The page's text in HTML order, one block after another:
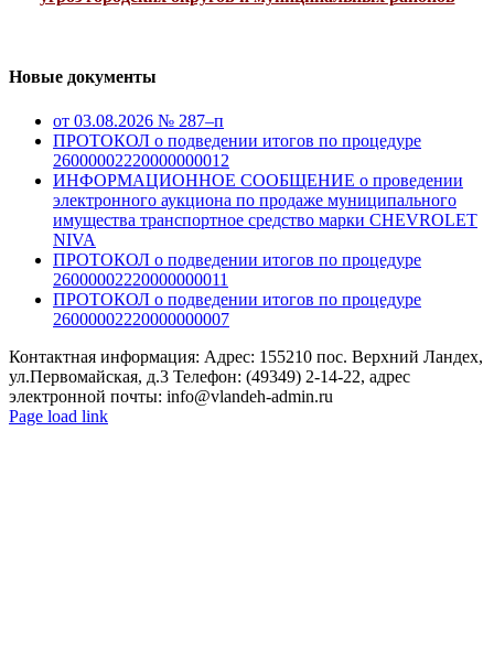
Новые документы
от 03.08.2026 № 287–п
ПРОТОКОЛ о подведении итогов по процедуре
26000002220000000012
ИНФОРМАЦИОННОЕ СООБЩЕНИЕ о проведении
электронного аукциона по продаже муниципального
имущества транспортное средство марки CHEVROLET
NIVA
ПРОТОКОЛ о подведении итогов по процедуре
26000002220000000011
ПРОТОКОЛ о подведении итогов по процедуре
26000002220000000007
Контактная информация: Адрес: 155210 пос. Верхний Ландех,
ул.Первомайская, д.3 Телефон: (49349) 2-14-22, адрес
электронной почты: info@vlandeh-admin.ru
Page load link